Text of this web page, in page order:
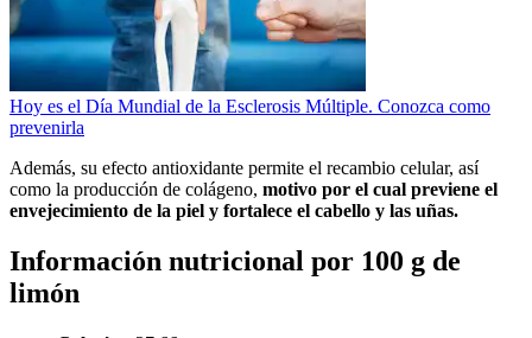
Hoy es el Día Mundial de la Esclerosis Múltiple. Conozca como
prevenirla
Además, su efecto antioxidante permite el recambio celular, así
como la producción de colágeno, motivo por el cual previene el
envejecimiento de la piel y fortalece el cabello y las uñas.
Información nutricional por 100 g de
limón